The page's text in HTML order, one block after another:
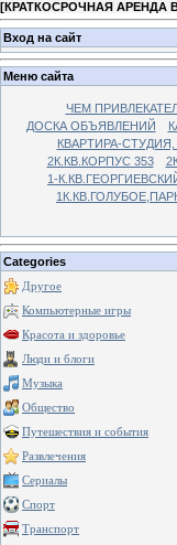
[КРАТКОСРОЧНАЯ АРЕНДА В
Вход на сайт
Меню сайта
ЧЕМ
ДОСКА ОБЪЯВЛЕНИЙ
КВАРТИРА-
2К.КВ.КОРПУС 353
1-
Categories
Другое
Компьютерные игры
Красота и здоровье
Люди и блоги
Музыка
Общество
Путешествия и события
Развлечения
Сериалы
Спорт
Транспорт